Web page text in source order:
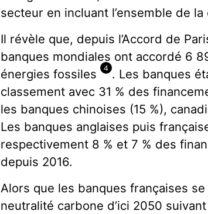
secteur en incluant l’ensemble de
Il révèle que, depuis l’Accord de
banques mondiales ont accordé 6
énergies fossiles 4 . Les banques
classement avec 31 % des
les banques chinoises (15 %),
Les banques anglaises puis
respectivement 8 % et 7 % des
depuis 2016.
Alors que les banques françaises
neutralité carbone d’ici 2050